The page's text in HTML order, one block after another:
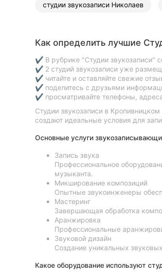
Черновцы
Сумы
Ивано-Франковск
Луцк
Ужгород
студии звукозаписи Николаев
Как определить лучшие
✔ В рубрике "Студии звукозаписи"
✔ 2 студий звукозаписи уже
✔ читайте и оставляйте свежие
✔ поделитесь с друзьями
✔ просматривайте телефоны,
Студии звукозаписи в
создают идеальные условия для
Основные услуги
Запись звука
Профессиональное
музыканта.
Микширование композиций
Опытные звукоинженеры
Мастеринг
Завершающая обработка
Аранжировка
Профессиональные
Звуковой дизайн
Создание уникальных
Какое оборудование используют